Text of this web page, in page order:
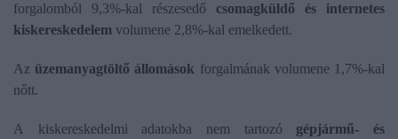
forgalomból 9,3%-kal részesedő csomagküldő és internetes
kiskereskedelem volumene 2,8%-kal emelkedett.
Azüzemanyagtöltő állomások forgalmának volumene 1,7%-kal
nőtt.
A kiskereskedelmi adatokba nem tartozó gépjármű- és